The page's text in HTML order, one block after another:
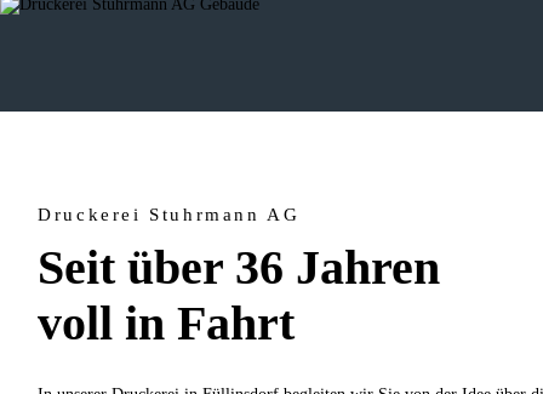
Druckerei Stuhrmann AG
Seit über 36 Jahren
voll in Fahrt